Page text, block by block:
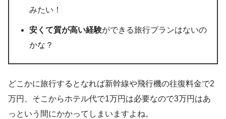
みたい！
安くて質が高い経験ができる旅行プランはないの
かな？
どこかに旅行するとなれば新幹線や飛行機の往復料金で2
万円、そこからホテル代で1万円は必要なので3万円はあ
っという間にかかってしまいますよね。